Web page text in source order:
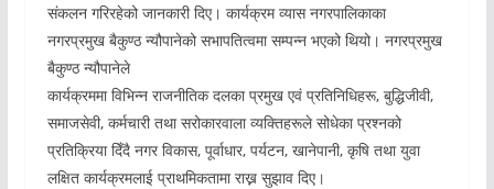
संकलन गरिरहेको जानकारी दिए। कार्यक्रम व्यास नगरपालिकाका
नगरप्रमुख बैकुण्ठ न्यौपानेको सभापतित्वमा सम्पन्न भएको थियो। नगरप्रमुख
बैकुण्ठ न्यौपानेले
कार्यक्रममा विभिन्न राजनीतिक दलका प्रमुख एवं प्रतिनिधिहरू, बुद्धिजीवी,
समाजसेवी, कर्मचारी तथा सरोकारवाला व्यक्तिहरूले सोधेका प्रश्नको
प्रतिक्रिया दिँदै नगर विकास, पूर्वाधार, पर्यटन, खानेपानी, कृषि तथा युवा
लक्षित कार्यक्रमलाई प्राथमिकतामा राख्न सुझाव दिए।